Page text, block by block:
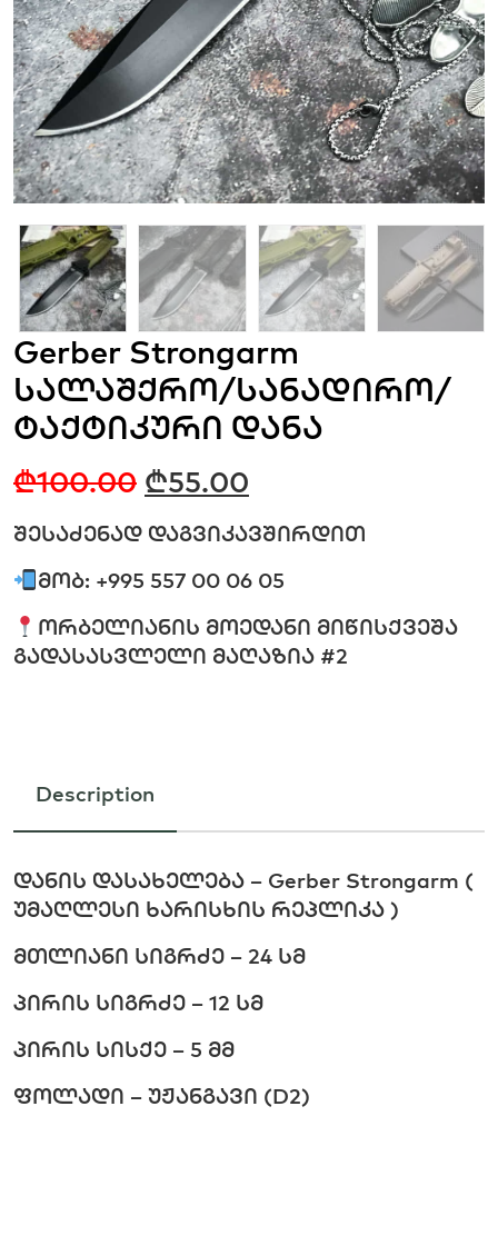
Gerber Strongarm
სალაშქრო/სანადირო/
ტაქტიკური დანა
₾100.00 ₾55.00
შესაძენად დაგვიკავშირდით
მობ: +995 557 00 06 05
ორბელიანის მოედანი მიწისქვეშა
გადასასვლელი მაღაზია #2
Description
დანის დასახელება – Gerber Strongarm (
უმაღლესი ხარისხის რეპლიკა )
მთლიანი სიგრძე – 24 სმ
პირის სიგრძე – 12 სმ
პირის სისქე – 5 მმ
ფოლადი – უჟანგავი (D2)